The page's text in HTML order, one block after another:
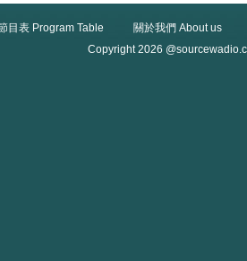
目表 Program Table
關於我們 About us
Copyright 2026